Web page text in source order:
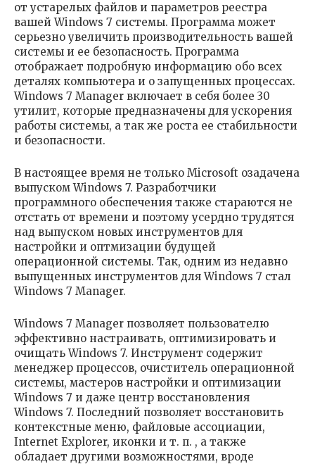
от устарелых файлов и параметров реестра
вашей Windows 7 системы. Программа может
серьезно увеличить производительность вашей
системы и ее безопасность. Программа
отображает подробную информацию обо всех
деталях компьютера и о запущенных процессах.
Windows 7 Manager включает в себя более 30
утилит, которые предназначены для ускорения
работы системы, а так же роста ее стабильности
и безопасности.
В настоящее время не только Microsoft озадачена
выпуском Windows 7. Разработчики
программного обеспечения также стараются не
отстать от времени и поэтому усердно трудятся
над выпуском новых инструментов для
настройки и оптмизации будущей
операционной системы. Так, одним из недавно
выпущенных инструментов для Windows 7 стал
Windows 7 Manager.
Windows 7 Manager позволяет пользователю
эффективно настраивать, оптимизировать и
очищать Windows 7. Инструмент содержит
менеджер процессов, очиститель операционной
системы, мастеров настройки и оптимизации
Windows 7 и даже центр восстановления
Windows 7. Последний позволяет восстановить
контекстные меню, файловые ассоциации,
Internet Explorer, иконки и т. п. , а также
обладает другими возможностями, вроде